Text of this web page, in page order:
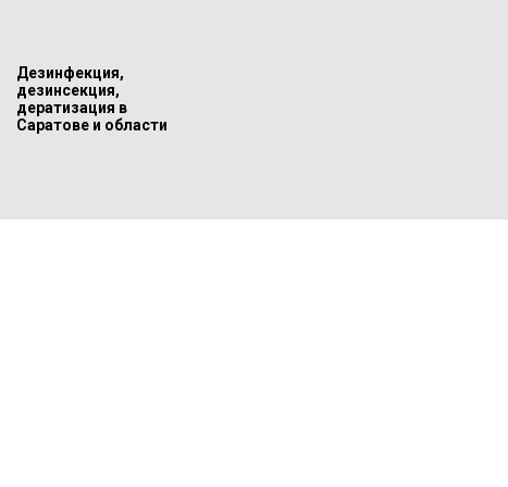
Дезинфекция,
дезинсекция,
дератизация в
Саратове и области